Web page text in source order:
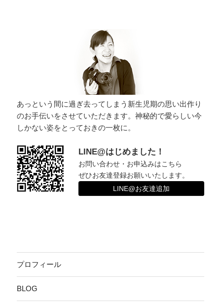
あっという間に過ぎ去ってしまう新生児期の思い出作り
のお手伝いをさせていただきます。神秘的で愛らしい今
しかない姿をとっておきの一枚に。
LINE@はじめました！
お問い合わせ・お申込みはこちら
ぜひお友達登録お願いいたします。
LINE@お友達追加
プロフィール
BLOG